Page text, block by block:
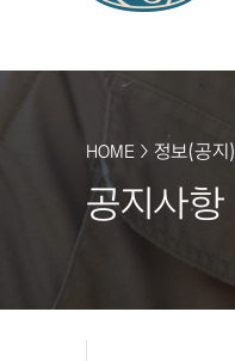
HOME > 정보(공지)
공지사항